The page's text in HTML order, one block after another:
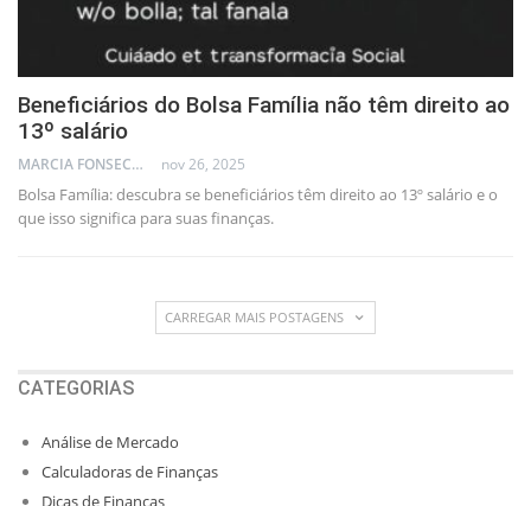
Beneficiários do Bolsa Família não têm direito ao
13º salário
MARCIA FONSECA - FINANCIAL CONSULTANT nov 26, 2025
Bolsa Família: descubra se beneficiários têm direito ao 13º salário e o
que isso significa para suas finanças.
CARREGAR MAIS POSTAGENS
CATEGORIAS
Análise de Mercado
Calculadoras de Finanças
Dicas de Finanças